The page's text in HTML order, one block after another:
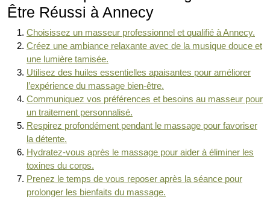
Être Réussi à Annecy
Choisissez un masseur professionnel et qualifié à Annecy.
Créez une ambiance relaxante avec de la musique douce et
une lumière tamisée.
Utilisez des huiles essentielles apaisantes pour améliorer
l’expérience du massage bien-être.
Communiquez vos préférences et besoins au masseur pour
un traitement personnalisé.
Respirez profondément pendant le massage pour favoriser
la détente.
Hydratez-vous après le massage pour aider à éliminer les
toxines du corps.
Prenez le temps de vous reposer après la séance pour
prolonger les bienfaits du massage.